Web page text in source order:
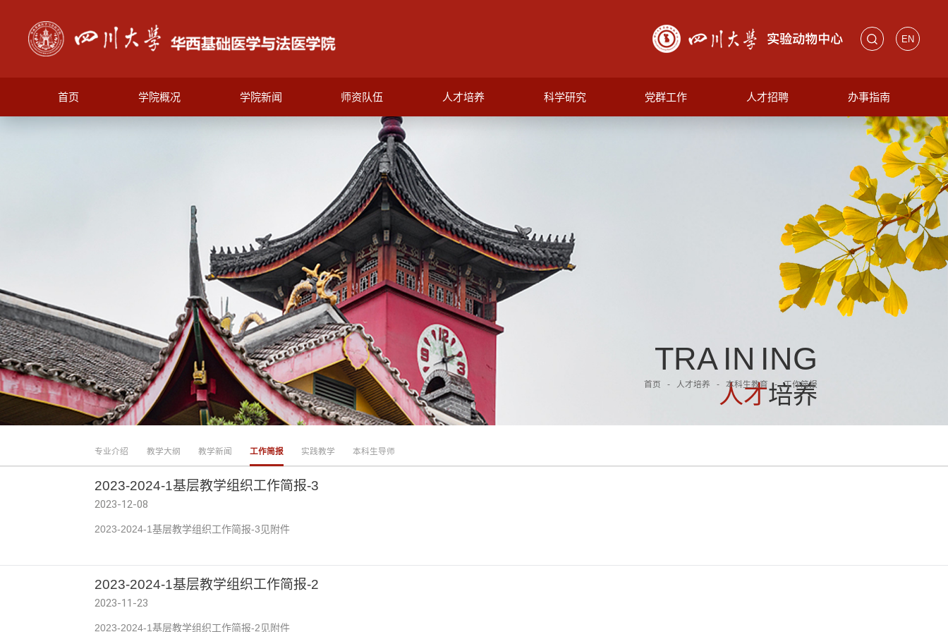
EN
首页 学院概况 学院新闻 师资队伍 人才培养 科学研究 党群工作 人才招聘 办事指南
TRA IN ING
人才培养
首页 - 人才培养 - 本科生教育 - 工作简报
专业介绍 教学大纲 教学新闻 工作简报 实践教学 本科生导师
2023-2024-1基层教学组织工作简报-3
2023-12-08
2023-2024-1基层教学组织工作简报-3见附件
2023-2024-1基层教学组织工作简报-2
2023-11-23
2023-2024-1基层教学组织工作简报-2见附件